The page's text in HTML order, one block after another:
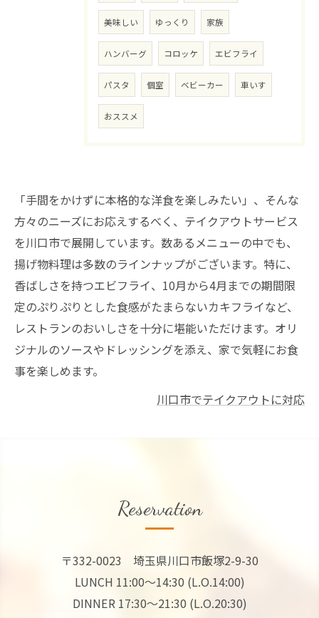
美味しい ゆっくり 家族
ハンバーグ コロッケ エビフライ
パスタ 個室 ベビーカー 車いす
おススメ
「手間をかけずに本格的な洋食を楽しみたい」、そんな
方々のニーズにお応えするべく、テイクアウトサービス
を川口市で展開しています。数あるメニューの中でも、
揚げ物料理は多数のラインナップがございます。特に、
香ばしさを持つエビフライ、10月から4月までの期間限
定のぷりぷりとした食感がたまらないカキフライなど、
レストランのおいしさを十分に堪能いただけます。オリ
ジナルのソースやドレッシングを添え、家で気軽にお食
事を楽しめます。
川口市でテイクアウトに対応
Reservation
〒332-0023 埼玉県川口市飯塚2-9-30
LUNCH 11:00～14:30 (L.O.14:00)
DINNER 17:30～21:30 (L.O.20:30)